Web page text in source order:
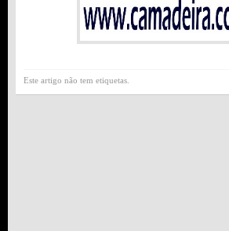
Este artigo não tem etiquetas.